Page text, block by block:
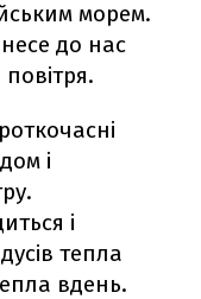
морем.
до нас
і
і
тепла
вдень.